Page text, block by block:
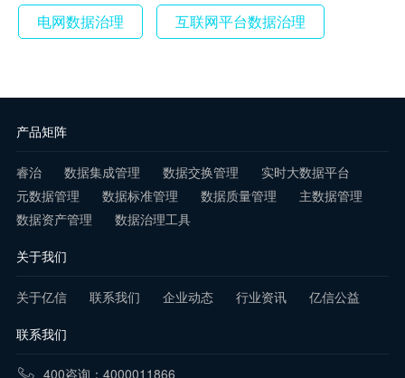
电网数据治理 互联网平台数据治理
产品矩阵
睿治 数据集成管理 数据交换管理
实时大数据平台
元数据管理
数据标准管理 数据质量管理
主数据管理
数据资产管理
数据治理工具
关于我们
关于亿信 联系我们 企业动态 行业资讯 亿信公益
联系我们
400咨询：4000011866